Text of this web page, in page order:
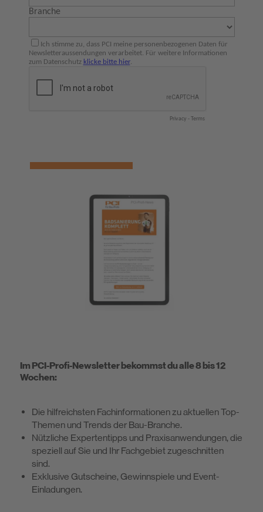
Im PCI-Profi-Newsletter bekommst du alle 8 bis 12
Wochen:
Die hilfreichsten Fachinformationen zu aktuellen Top-
Themen und Trends der Bau-Branche.
Nützliche Expertentipps und Praxisanwendungen, die
speziell auf Sie und Ihr Fachgebiet zugeschnitten
sind.
Exklusive Gutscheine, Gewinnspiele und Event-
Einladungen.